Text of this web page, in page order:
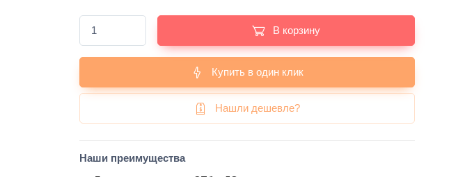
В корзину
Купить в один клик
Нашли дешевле?
Наши преимущества